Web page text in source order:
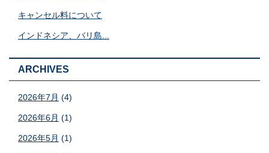
キャンセル料について
インドネシア、バリ島...
ARCHIVES
2026年7月 (4)
2026年6月 (1)
2026年5月 (1)